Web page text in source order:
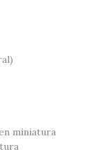
miniatura